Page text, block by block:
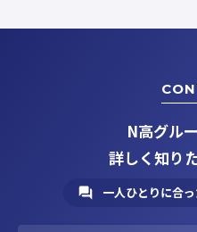
N高グル
詳しく知り
一人ひとりに合